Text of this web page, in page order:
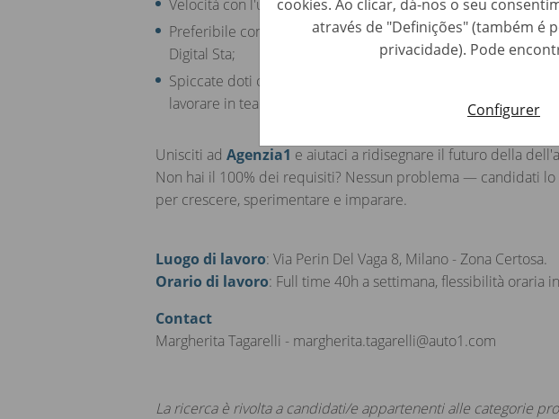
cookies. Ao clicar, dá-nos o seu
através de "Definições" (também é
privacidade). Pode
Configurer
Velocità con l'utilizzo di strumenti informatici;
Preferibile conoscenza di almeno uno dei gestionali tra cui
Digital Sta;
Spiccate doti organizzative, flessibilità, elevata resistenza allo
lavorare in team.
Unisciti ad Agenzia1 e aiutaci a ridisegnare il futuro della
Non hai il 100% dei requisiti? Nessun problema — candidati lo
per crescere, sperimentare e imparare.
Luogo di lavoro: Via Perin Del Vaga 8, Milano - Zona Certosa.
Orario di lavoro: Full time 40h a settimana, flessibilità oraria
Contact
Margherita Tagarelli - margherita.tagarelli@auto1.com
La ricerca è rivolta a candidati/e appartenenti alle categorie